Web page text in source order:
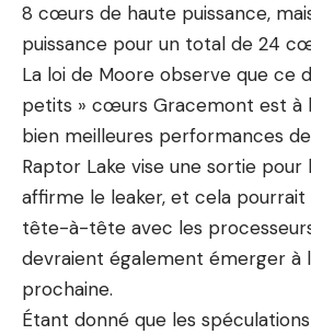
8 cœurs de haute puissance,
puissance pour un total de 24
La loi de Moore observe que ce
petits » cœurs Gracemont est à
bien meilleures performances
Raptor Lake vise une sortie pour
affirme le leaker, et cela
tête-à-tête avec les processeurs
devraient également émerger à
prochaine.
Étant donné que les